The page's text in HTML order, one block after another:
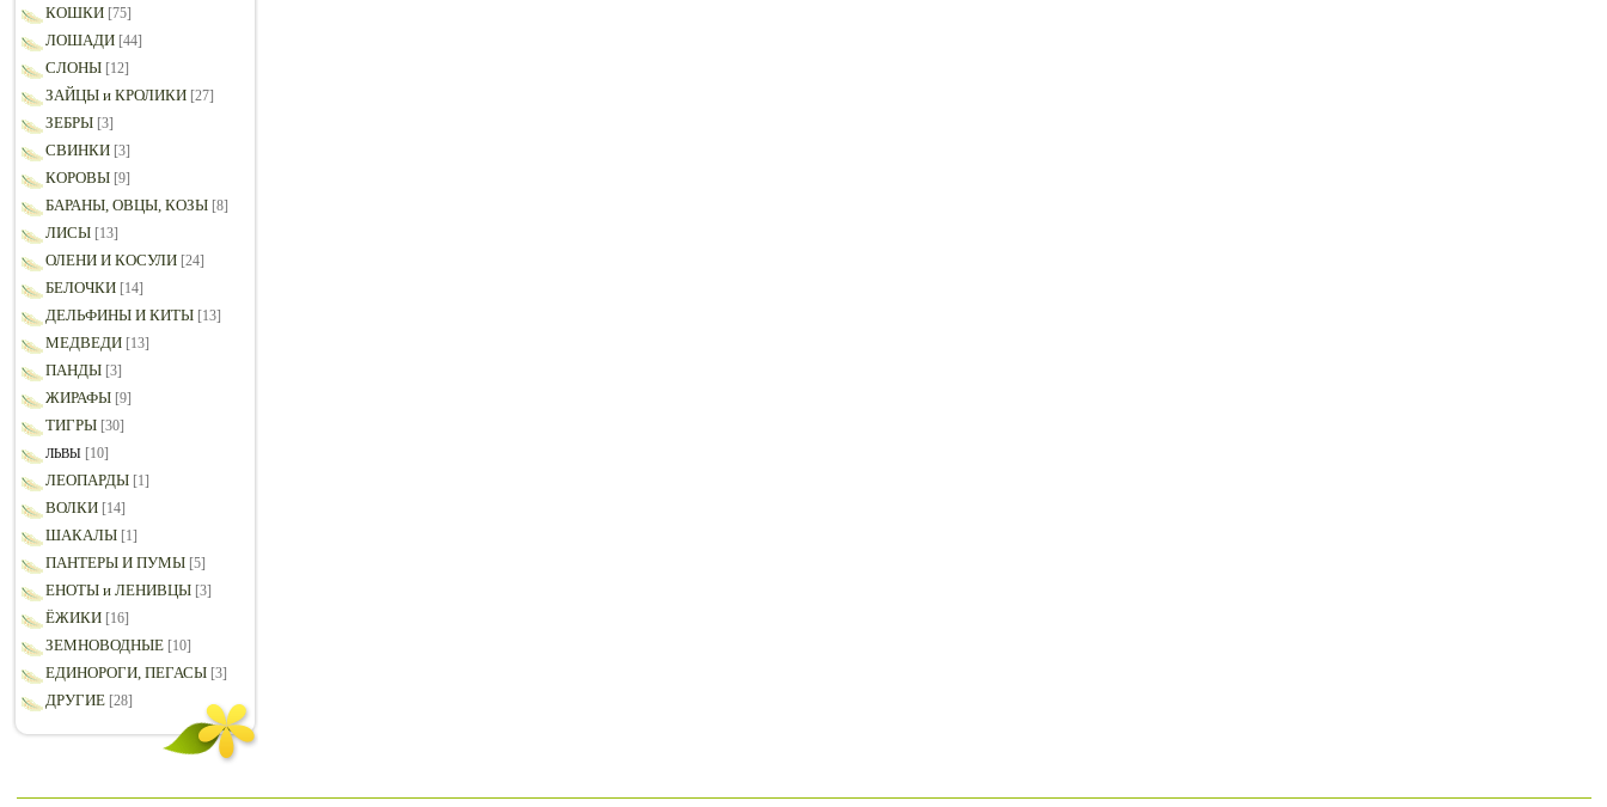
КОШКИ [75]
ЛОШАДИ [44]
СЛОНЫ [12]
ЗАЙЦЫ и КРОЛИКИ [27]
ЗЕБРЫ [3]
СВИНКИ [3]
КОРОВЫ [9]
БАРАНЫ, ОВЦЫ, КОЗЫ [8]
ЛИСЫ [13]
ОЛЕНИ И КОСУЛИ [24]
БЕЛОЧКИ [14]
ДЕЛЬФИНЫ И КИТЫ [13]
МЕДВЕДИ [13]
ПАНДЫ [3]
ЖИРАФЫ [9]
ТИГРЫ [30]
ЛЬВЫ [10]
ЛЕОПАРДЫ [1]
ВОЛКИ [14]
ШАКАЛЫ [1]
ПАНТЕРЫ И ПУМЫ [5]
ЕНОТЫ и ЛЕНИВЦЫ [3]
ЁЖИКИ [16]
ЗЕМНОВОДНЫЕ [10]
ЕДИНОРОГИ, ПЕГАСЫ [3]
ДРУГИЕ [28]